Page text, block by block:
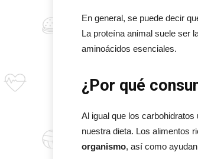
En general, se puede decir
La proteína animal suele ser
aminoácidos esenciales.
¿Por qué
Al igual que los
nuestra dieta. Los alimentos
organismo, así como